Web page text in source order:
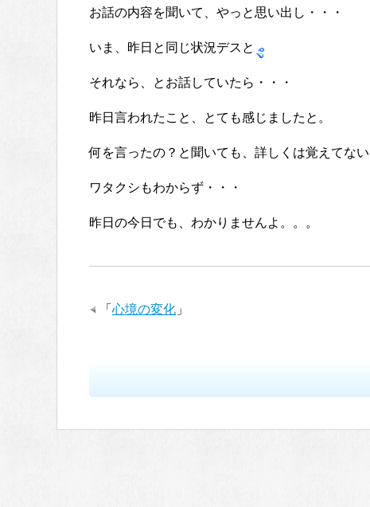
お話の内容を聞いて、やっと思い出し・・・
いま、昨日と同じ状況デスと
それなら、とお話していたら・・・
昨日言われたこと、とても感じましたと。
何を言ったの？と聞いても、詳しくは覚えてない
ワタクシもわからず・・・
昨日の今日でも、わかりませんよ。。。
「 心境の変化 」